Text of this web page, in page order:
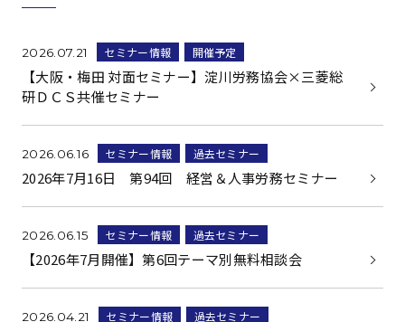
2026.07.21 セミナー情報 開催予定
【大阪・梅田 対面セミナー】淀川労務協会×三菱総
研ＤＣＳ共催セミナー
2026.06.16 セミナー情報 過去セミナー
2026年7月16日 第94回 経営＆人事労務セミナー
2026.06.15 セミナー情報 過去セミナー
【2026年7月開催】第6回テーマ別無料相談会
2026.04.21 セミナー情報 過去セミナー